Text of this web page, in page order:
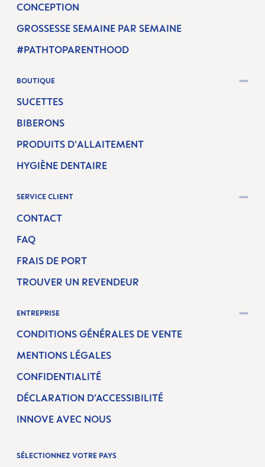
CONCEPTION
GROSSESSE SEMAINE PAR SEMAINE
#PATHTOPARENTHOOD
BOUTIQUE
SUCETTES
BIBERONS
PRODUITS D'ALLAITEMENT
HYGIÈNE DENTAIRE
SERVICE CLIENT
CONTACT
FAQ
FRAIS DE PORT
TROUVER UN REVENDEUR
ENTREPRISE
CONDITIONS GÉNÉRALES DE VENTE
MENTIONS LÉGALES
CONFIDENTIALITÉ
DÉCLARATION D’ACCESSIBILITÉ
INNOVE AVEC NOUS
SÉLECTIONNEZ VOTRE PAYS